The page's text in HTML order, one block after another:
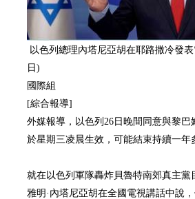
以色列總理內塔尼亞胡在耶路撒冷發
日)
國際組
[綜合報導]
外媒報導，以色列26日晚間同意與黎
於星期三凌晨生效，可能結束持續一年
就在以色列軍隊轟炸貝魯特南郊真主
雅明·內塔尼亞胡在全國電視講話中說